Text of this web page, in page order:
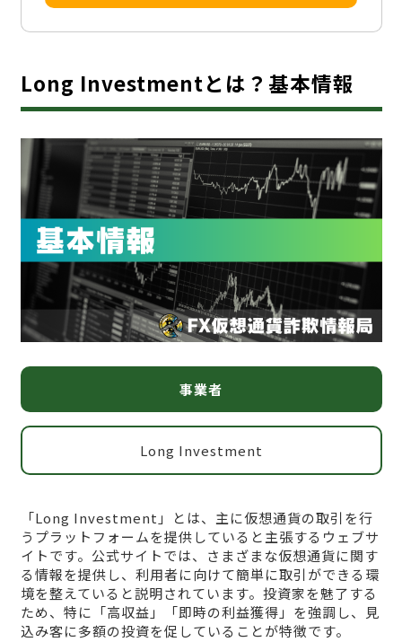
Long Investmentとは？基本情報
事業者
Long Investment
「Long Investment」とは、主に仮想通貨の取引を行
うプラットフォームを提供していると主張するウェブサ
イトです。公式サイトでは、さまざまな仮想通貨に関す
る情報を提供し、利用者に向けて簡単に取引ができる環
境を整えていると説明されています。投資家を魅了する
ため、特に「高収益」「即時の利益獲得」を強調し、見
込み客に多額の投資を促していることが特徴です。